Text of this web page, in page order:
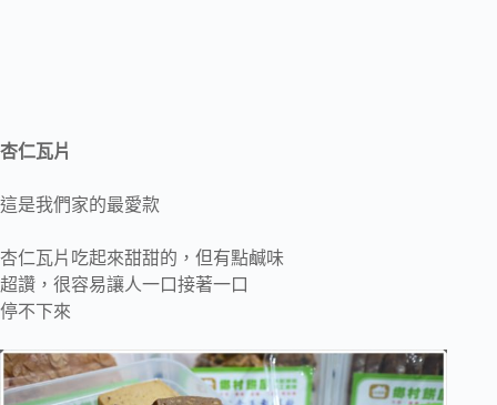
杏仁瓦片
這是我們家的最愛款
杏仁瓦片吃起來甜甜的，但有點鹹味
超讚，很容易讓人一口接著一口
停不下來